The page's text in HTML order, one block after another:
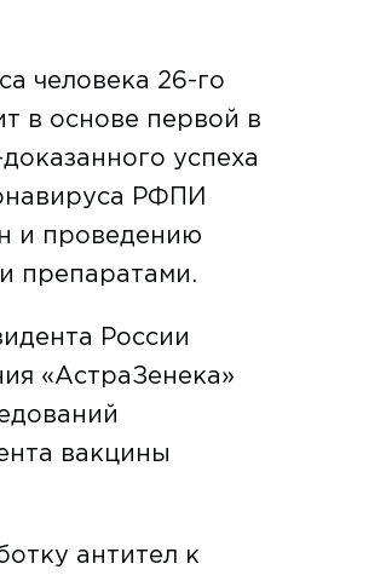
человека 26-го
в основе первой в
успеха
РФПИ
и проведению
препаратами.
России
«АстраЗенека»
вакцины
антител к